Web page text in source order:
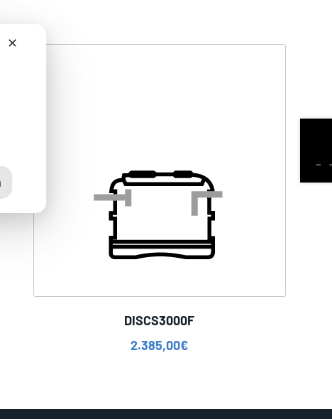
DISCS3000F
2.385,00€
✕